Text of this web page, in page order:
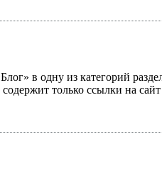
в одну из категорий
только ссылки на